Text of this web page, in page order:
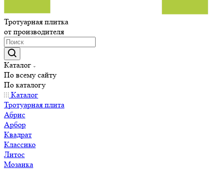
Тротуарная плитка
от производителя
Каталог
По всему сайту
По каталогу
Каталог
Тротуарная плита
Абрис
Арбор
Квадрат
Классико
Литос
Мозаика